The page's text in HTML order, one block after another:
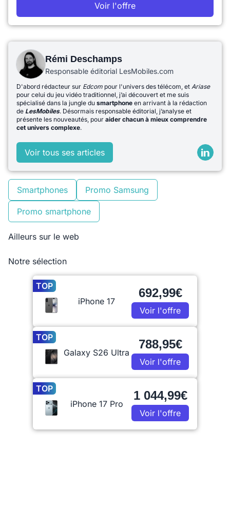
Voir l'offre
Rémi Deschamps
Responsable éditorial LesMobiles.com
D'abord rédacteur sur Edcom pour l'univers des télécom, et Ariase
pour celui du jeu vidéo traditionnel, j’ai découvert et me suis
spécialisé dans la jungle du smartphone en arrivant à la rédaction
de LesMobiles. Désormais responsable éditorial, j’analyse et
présente les nouveautés, pour aider chacun à mieux comprendre
cet univers complexe.
Voir tous ses articles
Smartphones Promo Samsung
Promo smartphone
Ailleurs sur le web
Notre sélection
TOP
iPhone 17
692,99€
Voir l'offre
TOP
Galaxy S26 Ultra
788,95€
Voir l'offre
TOP
iPhone 17 Pro
1 044,99€
Voir l'offre